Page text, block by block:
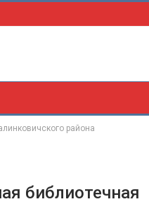
района
библиотечная